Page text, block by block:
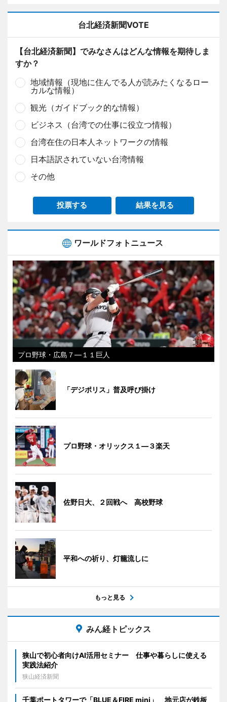
台北経済新聞VOTE
【台北経済新聞】でみなさんはどんな情報を期待しま
すか？
地域情報（現地に住んでる人が読みたくなるロー
カルな情報）
観光（ガイドブック的な情報）
ビジネス（台湾での仕事に役立つ情報）
台湾在住の日本人ネットワークの情報
日本語訳されていない台湾情報
その他
投票する 結果を見る
ワールドフォトニュース
プロ野球・広島７―１１巨人
「デジポリス」普及呼び掛け
プロ野球・オリックス１―３楽天
佐野日大、２回戦へ 高校野球
平和への祈り、灯籠流しに
もっと見る
みん経トピックス
狭山で初心者向けAI活用セミナー 仕事や暮らしに使える
実践法紹介
狭山経済新聞
千葉ポートタワーで「BLUE＆FIRE mini」 地元店が鉄板